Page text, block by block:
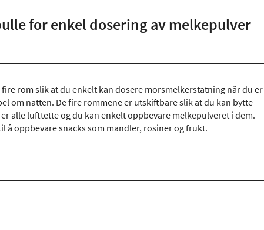
for enkel dosering av melkepulver
rom slik at du enkelt kan dosere morsmelkerstatning når du er
om natten. De fire rommene er utskiftbare slik at du kan bytte
alle lufttette og du kan enkelt oppbevare melkepulveret i dem.
oppbevare snacks som mandler, rosiner og frukt.